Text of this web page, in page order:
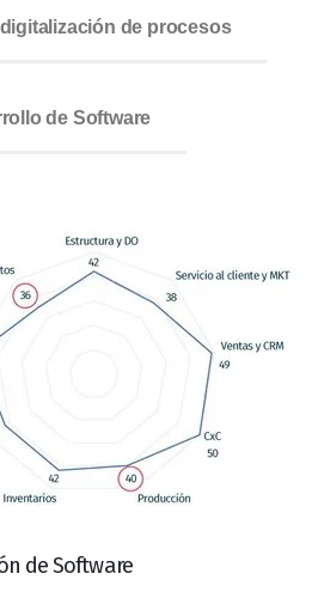
de procesos
de Software
de Software